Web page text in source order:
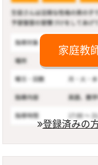
家庭教
登録済みの